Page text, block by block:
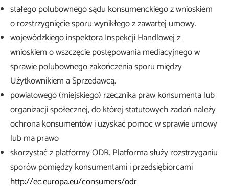
stałego polubownego sądu konsumenckiego z wnioskiem
o rozstrzygnięcie sporu wynikłego z zawartej umowy.
wojewódzkiego inspektora Inspekcji Handlowej z
wnioskiem o wszczęcie postępowania mediacyjnego w
sprawie polubownego zakończenia sporu między
Użytkownikiem a Sprzedawcą.
powiatowego (miejskiego) rzecznika praw konsumenta lub
organizacji społecznej, do której statutowych zadań należy
ochrona konsumentów i uzyskać pomoc w sprawie umowy
lub ma prawo
skorzystać z platformy ODR. Platforma służy rozstrzyganiu
sporów pomiędzy konsumentami i przedsiębiorcami
http://ec.europa.eu/consumers/odr